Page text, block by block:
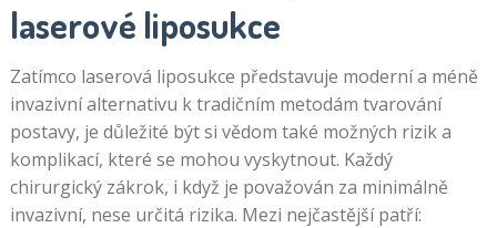
laserové liposukce
Zatímco laserová liposukce představuje moderní a méně
invazivní alternativu k tradičním metodám tvarování
postavy, je důležité být si vědom také možných rizik a
komplikací, které se mohou vyskytnout. Každý
chirurgický zákrok, i když je považován za minimálně
invazivní, nese určitá rizika. Mezi nejčastější patří: